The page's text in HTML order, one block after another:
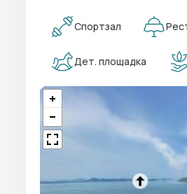
Спортзал
Дет. площадка